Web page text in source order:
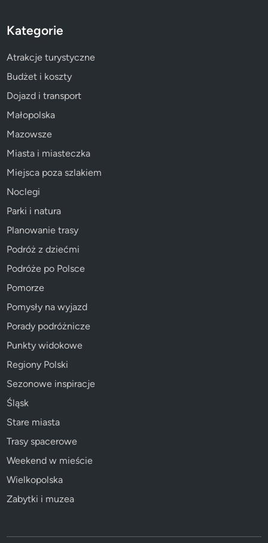
Kategorie
Atrakcje turystyczne
Budżet i koszty
Dojazd i transport
Małopolska
Mazowsze
Miasta i miasteczka
Miejsca poza szlakiem
Noclegi
Parki i natura
Planowanie trasy
Podróż z dziećmi
Podróże po Polsce
Pomorze
Pomysły na wyjazd
Porady podróżnicze
Punkty widokowe
Regiony Polski
Sezonowe inspiracje
Śląsk
Stare miasta
Trasy spacerowe
Weekend w mieście
Wielkopolska
Zabytki i muzea